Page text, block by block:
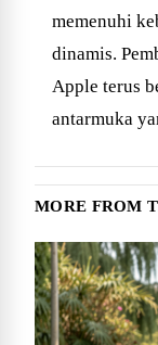
memenuhi
dinamis.
Apple terus
antarmuka
MORE FROM